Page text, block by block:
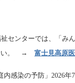
センターでは、「み
さい。 → 富士見高原
感染の予防」2026年